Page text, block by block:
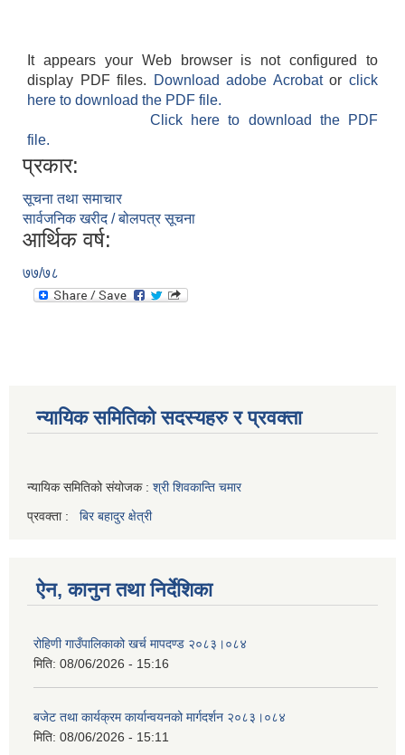
It appears your Web browser is not configured to
display PDF files.
Download adobe Acrobatorclick
here to download the PDF file.
Click here to download the PDF
file.
प्रकार:
सूचना तथा समाचार
सार्वजनिक खरीद / बोलपत्र सूचना
आर्थिक वर्ष:
७७/७८
न्यायिक समितिको सदस्यहरु र प्रवक्ता
न्यायिक समितिको संयोजक : श्री शिवकान्ति चमार
प्रवक्ता : बिर बहादुर क्षेत्री
ऐन, कानुन तथा निर्देशिका
रोहिणी गाउँपालिकाको खर्च मापदण्ड २०८३।०८४
मिति: 08/06/2026 - 15:16
बजेट तथा कार्यक्रम कार्यान्वयनको मार्गदर्शन २०८३।०८४
मिति: 08/06/2026 - 15:11